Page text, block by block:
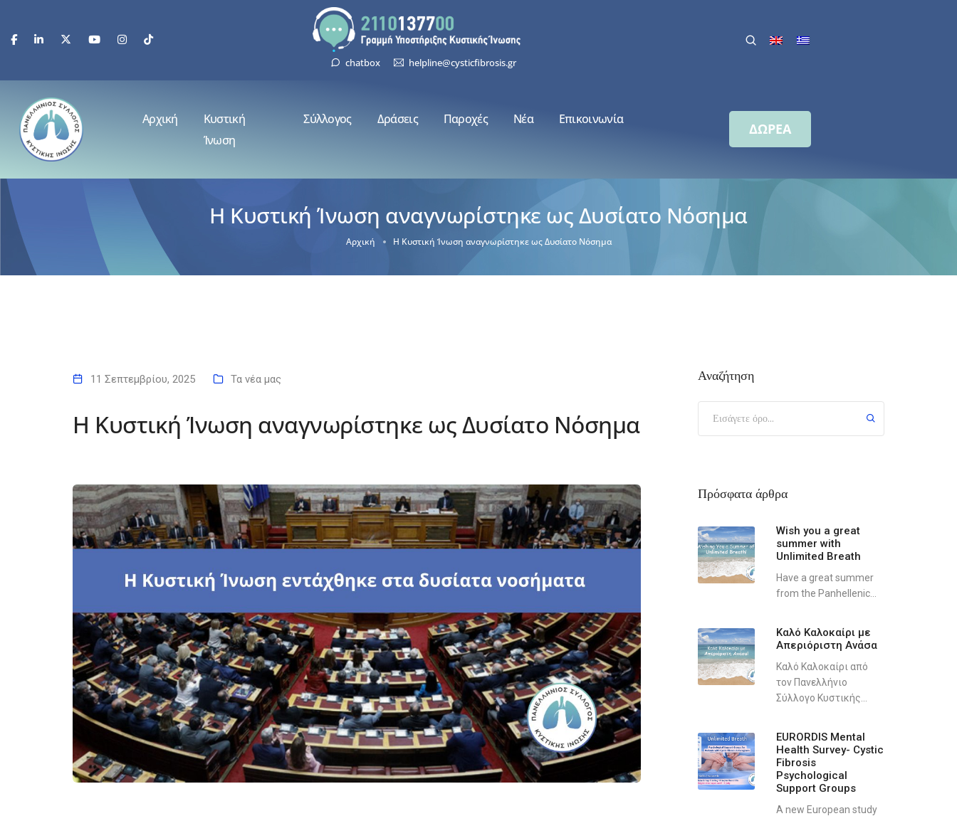
chatbox helpline@cysticfibrosis.gr
Αρχική
Κυστική
Ίνωση
Σύλλογος Δράσεις Παροχές Νέα Επικοινωνία
ΔΩΡΕΑ
Η Κυστική Ίνωση αναγνωρίστηκε ως Δυσίατο Νόσημα
Αρχική Η Κυστική Ίνωση αναγνωρίστηκε ως Δυσίατο Νόσημα
11 Σεπτεμβρίου, 2025 Τα νέα μας
Η Κυστική Ίνωση αναγνωρίστηκε ως Δυσίατο Νόσημα
Αναζήτηση
Πρόσφατα άρθρα
Wish you a great
summer with
Unlimited Breath
Have a great summer
from the Panhellenic...
Καλό Καλοκαίρι με
Απεριόριστη Ανάσα
Καλό Καλοκαίρι από
τον Πανελλήνιο
Σύλλογο Κυστικής...
EURORDIS Mental
Health Survey- Cystic
Fibrosis
Psychological
Support Groups
A new European study